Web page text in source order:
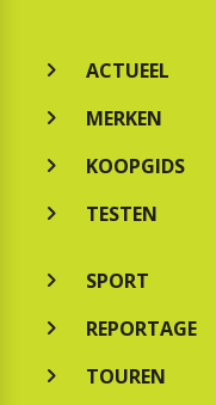
ACTUEEL
MERKEN
KOOPGIDS
TESTEN
SPORT
REPORTAGE
TOUREN